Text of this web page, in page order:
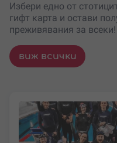
Избери едно от
гифт карта и остави
преживявания за всеки!
виж всички